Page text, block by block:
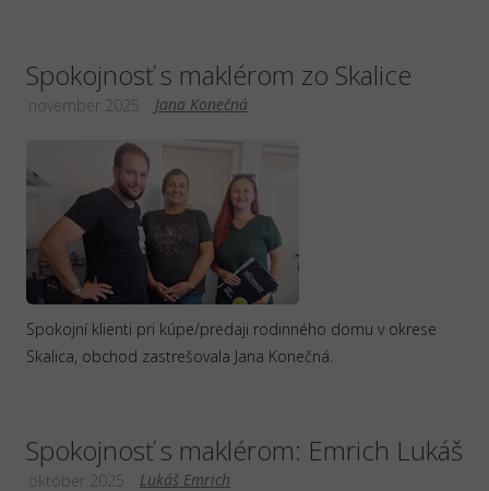
Spokojnosť s maklérom zo Skalice
Jana Konečná
november 2025
Spokojní klienti pri kúpe/predaji rodinného domu v okrese
Skalica, obchod zastrešovala Jana Konečná.
Spokojnosť s maklérom: Emrich Lukáš
Lukáš Emrich
október 2025